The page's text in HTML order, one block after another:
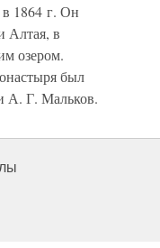
1864 г. Он
Алтая, в
озером.
был
А. Г. Мальков.